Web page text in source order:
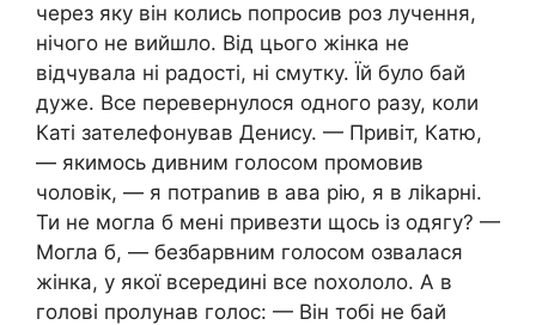
через яку він колись попросив роз лучення,
нічого не вийшло. Від цього жінка не
відчувала ні радості, ні смутку. Їй було бай
дуже. Все перевернулося одного разу, коли
Каті зателефонував Денису. — Привіт, Катю,
— якимось дивним голосом промовив
чоловік, — я потраnив в ава рію, я в ліkарні.
Ти не могла б мені привезти щось із одягу? —
Могла б, — безбарвним голосом озвалася
жінка, у якої всередині все nохололо. А в
голові пролунав голос: — Він тобі не бай